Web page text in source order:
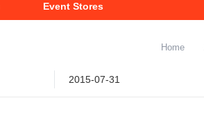
Event Stores
Home
2015-07-31